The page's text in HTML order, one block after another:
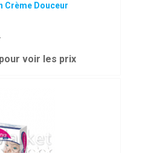
Crème Douceur
.
voir les prix